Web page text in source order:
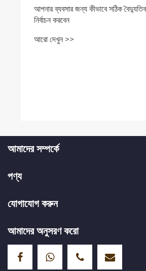
আপনার ব্যবসার জন্য কীভাবে সঠিক
নির্বাচন করবেন
আরো দেখুন >>
আমাদের সম্পর্কে
পণ্য
যোগাযোগ করুন
আমাদের অনুসরণ করো